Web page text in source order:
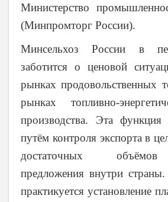
Министерство
(Минпромторг России).
Минсельхоз России в
заботится о ценовой
рынках продовольственных
рынках топливно-
производства. Эта функция
путём контроля экспорта в
достаточных
предложения внутри
практикуется установление